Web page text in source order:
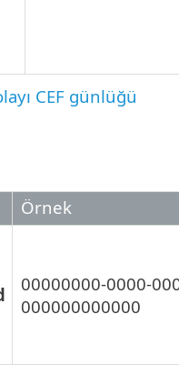
CEF günlüğü
Örnek
00000000-0000-
000000000000